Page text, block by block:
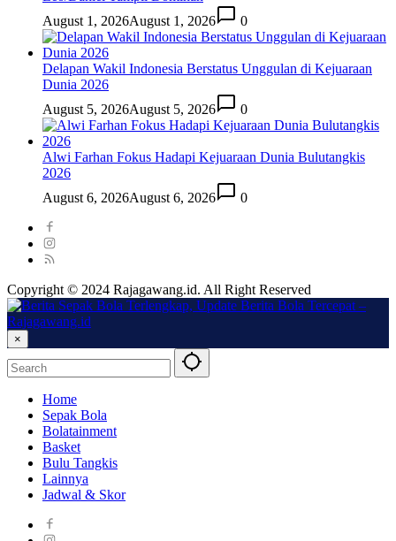
August 1, 2026August 1, 2026 0
Delapan Wakil Indonesia Berstatus Unggulan di Kejuaraan
Dunia 2026
August 5, 2026August 5, 2026 0
Alwi Farhan Fokus Hadapi Kejuaraan Dunia Bulutangkis
2026
August 6, 2026August 6, 2026 0
Copyright © 2024 Rajagawang.id. All Right Reserved
×
Home
Sepak Bola
Bolatainment
Basket
Bulu Tangkis
Lainnya
Jadwal & Skor